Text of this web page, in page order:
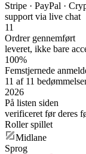
Stripe · PayPal ·
support via live chat
11
Ordrer gennemført
leveret, ikke bare
100%
Femstjernede
11 af 11
2026
På listen siden
verificeret før deres
Roller spillet
Midlane
Sprog